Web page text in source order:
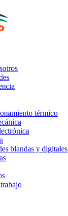
térmico
blandas y digitales